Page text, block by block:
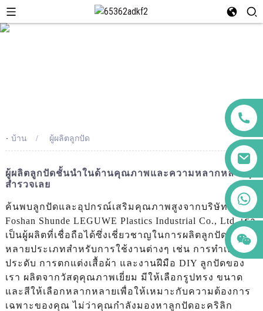
- บ้าน ผู้ผลิตลูกปัด
ผู้ผลิตลูกปัดชั้นนำในด้านคุณภาพและความหลากหลาย |
สำรวจเลย
ค้นพบลูกปัดและอุปกรณ์เสริมคุณภาพสูงจากบริษัท
Foshan Shunde LEGUWE Plastics Industrial Co., Ltd. เรา
เป็นผู้ผลิตที่เชื่อถือได้ซึ่งเชี่ยวชาญในการผลิตลูกปัดหลาก
หลายประเภทสำหรับการใช้งานต่างๆ เช่น การทำเครื่อง
ประดับ การตกแต่งเสื้อผ้า และงานฝีมือ DIY ลูกปัดของ
เรา ผลิตจากวัสดุคุณภาพเยี่ยม มีให้เลือกรูปทรง ขนาด
และสีให้เลือกหลากหลายเพื่อให้เหมาะกับความต้องการ
เฉพาะของคุณ ไม่ว่าคุณกำลังมองหาลูกปัดอะคริลิก